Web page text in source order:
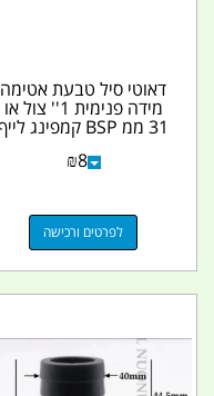
דאוטי סיל טבעת אטימה
מידה פנימית 1'' צול או
31 ממ BSP קמפינג לייף
₪8
לפרטים ורכישה